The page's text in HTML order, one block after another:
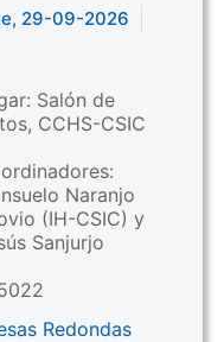
29-09-2026
Salón de
CCHS-CSIC
Naranjo
(IH-CSIC) y
Sanjurjo
Redondas